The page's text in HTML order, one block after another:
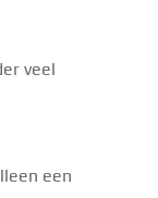
veel
een